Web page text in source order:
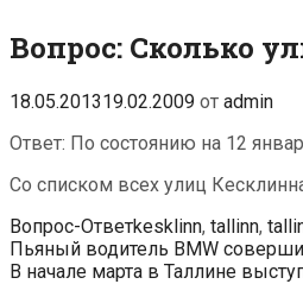
Вопрос: Сколько
18.05.201319.02.2009 от admin
Ответ: По состоянию на 12
Со списком всех улиц
Рубрики
Вопрос-ОтветМетки
kesklinn, tallinn,
Навигация
по
Пьяный водитель BMW
В начале марта в Таллине